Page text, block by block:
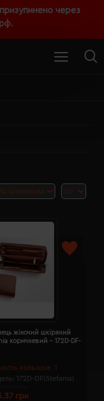
через
кольорів: 1
172D-DF(Stefania)
жіночий шкіряний
коричневий - 172D-DF-
грн